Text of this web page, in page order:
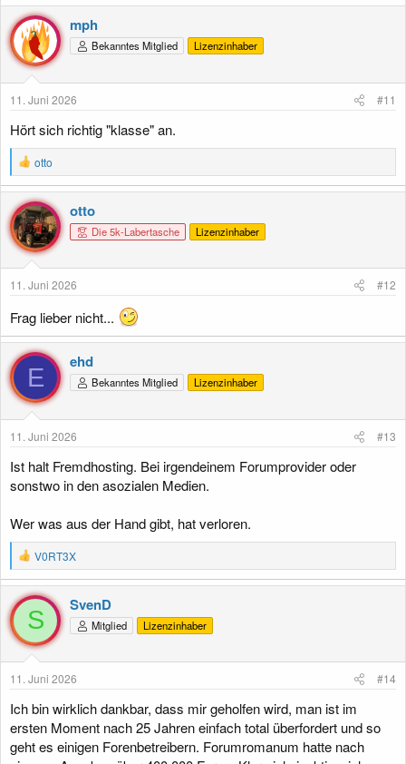
mph
Bekanntes Mitglied Lizenzinhaber
11. Juni 2026 #11
Hört sich richtig "klasse" an.
R
e
a
k
t
i
o
n
n
otto
otto
Die 5k-Labertasche Lizenzinhaber
11. Juni 2026 #12
Frag lieber nicht...
E
ehd
Bekanntes Mitglied Lizenzinhaber
11. Juni 2026 #13
Ist halt Fremdhosting. Bei irgendeinem Forumprovider oder
sonstwo in den asozialen Medien.
Wer was aus der Hand gibt, hat verloren.
R
e
a
k
t
i
o
n
n
V0RT3X
S
SvenD
Mitglied Lizenzinhaber
11. Juni 2026 #14
Ich bin wirklich dankbar, dass mir geholfen wird, man ist im
ersten Moment nach 25 Jahren einfach total überfordert und so
geht es einigen Forenbetreibern. Forumromanum hatte nach